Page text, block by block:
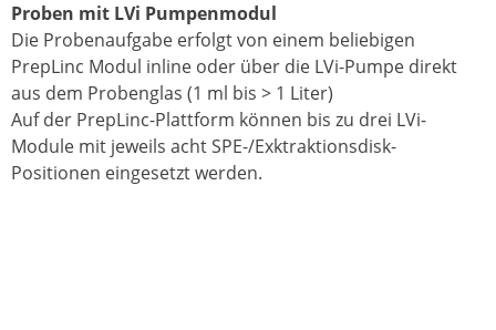
Proben mit LVi Pumpenmodul
Die Probenaufgabe erfolgt von einem beliebigen
PrepLinc Modul inline oder über die LVi-Pumpe direkt
aus dem Probenglas (1 ml bis > 1 Liter)
Auf der PrepLinc-Plattform können bis zu drei LVi-
Module mit jeweils acht SPE-/Exktraktionsdisk-
Positionen eingesetzt werden.